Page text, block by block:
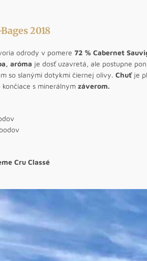
2018
odrody v pomere 72 % Cabernet
aróma je dosť uzavretá, ale postupne
so slanými dotykmi čiernej olivy. Chuťje
s minerálnym záverom.
Cru Classé